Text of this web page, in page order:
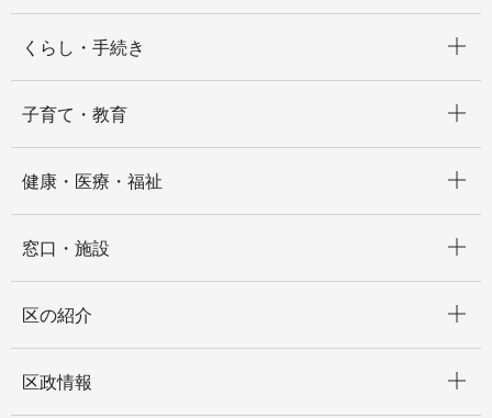
くらし・手続き
子育て・教育
健康・医療・福祉
窓口・施設
区の紹介
区政情報